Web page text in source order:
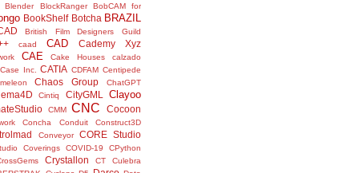
Blender
BlockRanger BobCAM for
BookShelf Botcha BRAZIL
British Film Designers Guild
caad CAD Cademy Xyz
CAE Cake Houses
calzado
Case Inc.
CATIA CDFAM Centipede
Chaos Group ChatGPT
Cintiq CityGML Clayoo
CMM CNC Cocoon
Concha Conduit Construct3D
Conveyor CORE Studio
Coverings COVID-19
CPython
Crystallon CT
Culebra